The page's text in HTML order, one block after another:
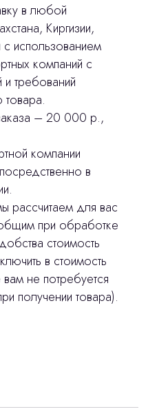
в любой
Киргизии,
использованием
компаний с
требований
товара.
– 20 000 р.,
компании
в
рассчитаем для вас
при обработке
стоимость
в стоимость
не потребуется
получении товара).